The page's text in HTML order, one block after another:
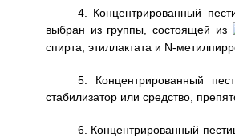
4. Концентрированный
выбран из группы, состоящей из
спирта, этиллактата и N-
5. Концентрированный
стабилизатор или средство,
6. Концентрированный